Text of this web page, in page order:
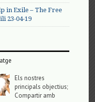
in Exile – The Free
23-04-19
Els nostres
principals objectius;
Compartir amb